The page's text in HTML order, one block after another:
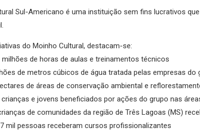
Sul-Americano é uma instituição sem fins lucrativos
do Moinho Cultural, destacam-se:
milhões de horas de aulas e treinamentos técnicos
de metros cúbicos de água tratada pelas empresas do
de áreas de conservação ambiental e
crianças e jovens beneficiados por ações do grupo nas
de comunidades da região de Três Lagoas (MS)
mil pessoas receberam cursos profissionalizantes